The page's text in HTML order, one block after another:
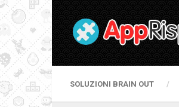
SOLUZIONI BRAIN OUT